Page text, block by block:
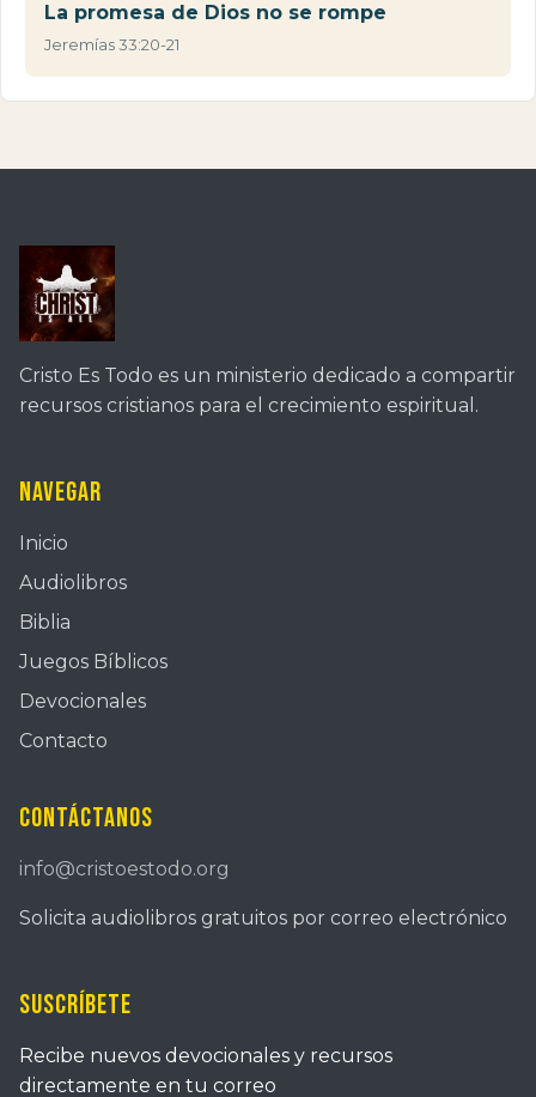
La promesa de Dios no se rompe
Jeremías 33:20-21
Cristo Es Todo es un ministerio dedicado a compartir
recursos cristianos para el crecimiento espiritual.
Navegar
Inicio
Audiolibros
Biblia
Juegos Bíblicos
Devocionales
Contacto
Contáctanos
info@cristoestodo.org
Solicita audiolibros gratuitos por correo electrónico
Suscríbete
Recibe nuevos devocionales y recursos
directamente en tu correo